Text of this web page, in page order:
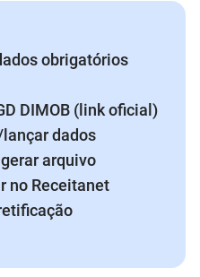
obrigatórios
DIMOB (link oficial)
dados
arquivo
no Receitanet